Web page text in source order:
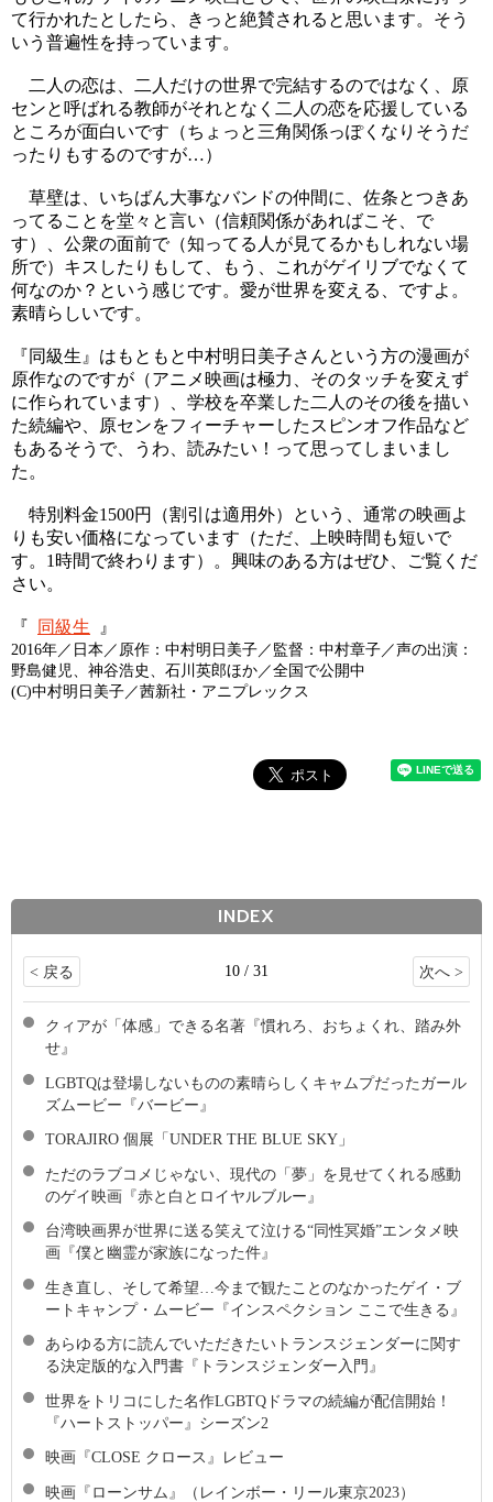
て行かれたとしたら、きっと絶賛されると思います。そう
いう普遍性を持っています。
二人の恋は、二人だけの世界で完結するのではなく、原
センと呼ばれる教師がそれとなく二人の恋を応援している
ところが面白いです（ちょっと三角関係っぽくなりそうだ
ったりもするのですが…）
草壁は、いちばん大事なバンドの仲間に、佐条とつきあ
ってることを堂々と言い（信頼関係があればこそ、で
す）、公衆の面前で（知ってる人が見てるかもしれない場
所で）キスしたりもして、もう、これがゲイリブでなくて
何なのか？という感じです。愛が世界を変える、ですよ。
素晴らしいです。
『同級生』はもともと中村明日美子さんという方の漫画が
原作なのですが（アニメ映画は極力、そのタッチを変えず
に作られています）、学校を卒業した二人のその後を描い
た続編や、原センをフィーチャーしたスピンオフ作品など
もあるそうで、うわ、読みたい！って思ってしまいまし
た。
特別料金1500円（割引は適用外）という、通常の映画よ
りも安い価格になっています（ただ、上映時間も短いで
す。1時間で終わります）。興味のある方はぜひ、ご覧くだ
さい。
『 同級生 』
2016年／日本／原作：中村明日美子／監督：中村章子／声の出演：
野島健児、神谷浩史、石川英郎ほか／全国で公開中
(C)中村明日美子／茜新社・アニプレックス
INDEX
< 戻る 10 / 31 次へ >
クィアが「体感」できる名著『慣れろ、おちょくれ、踏み外
せ』
LGBTQは登場しないものの素晴らしくキャムプだったガール
ズムービー『バービー』
TORAJIRO 個展「UNDER THE BLUE SKY」
ただのラブコメじゃない、現代の「夢」を見せてくれる感動
のゲイ映画『赤と白とロイヤルブルー』
台湾映画界が世界に送る笑えて泣ける“同性冥婚”エンタメ映
画『僕と幽霊が家族になった件』
生き直し、そして希望…今まで観たことのなかったゲイ・ブ
ートキャンプ・ムービー『インスペクション ここで生きる』
あらゆる方に読んでいただきたいトランスジェンダーに関す
る決定版的な入門書『トランスジェンダー入門』
世界をトリコにした名作LGBTQドラマの続編が配信開始！
『ハートストッパー』シーズン2
映画『CLOSE クロース』レビュー
映画『ローンサム』（レインボー・リール東京2023）